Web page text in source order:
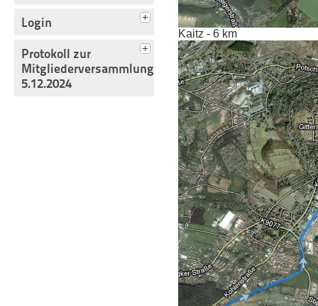
Login
Protokoll zur
Mitgliederversammlung
5.12.2024
Kaitz - 6 km